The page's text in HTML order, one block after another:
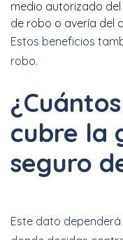
medio autorizado
de robo o avería del
Estos beneficios
robo.
cubre la
seguro
Este dato